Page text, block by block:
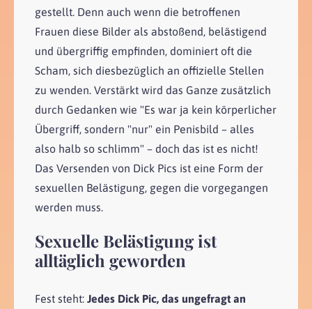
gestellt. Denn auch wenn die betroffenen
Frauen diese Bilder als abstoßend, belästigend
und übergriffig empfinden, dominiert oft die
Scham, sich diesbezüglich an offizielle Stellen
zu wenden. Verstärkt wird das Ganze zusätzlich
durch Gedanken wie "Es war ja kein körperlicher
Übergriff, sondern "nur" ein Penisbild – alles
also halb so schlimm" – doch das ist es nicht!
Das Versenden von Dick Pics ist eine Form der
sexuellen Belästigung, gegen die vorgegangen
werden muss.
Sexuelle Belästigung ist
alltäglich geworden
Fest steht: Jedes Dick Pic, das ungefragt an